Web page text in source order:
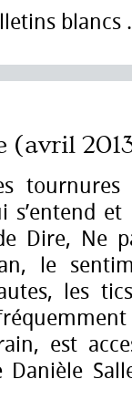
blancs
(avril
s’entend
Dire, Ne
le
les
est
Danièle